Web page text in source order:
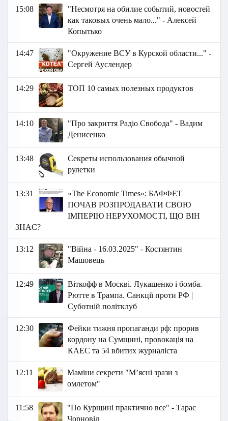
15:08
"Несмотря на обилие событий, новостей
как таковых очень мало..." - Алексей
Копытько
14:47
"Окружение ВСУ в Курской области..." -
Сергей Ауслендер
14:29 ТОП 10 самых полезных продуктов
14:10
"Про закриття Радіо Свобода" - Вадим
Денисенко
13:48
Секреты использования обычной
рулетки
13:31
«The Economic Times»: БАФФЕТ
ПОЧАВ РОЗПРОДАВАТИ СВОЮ
ІМПЕРІЮ НЕРУХОМОСТІ, ЩО ВІН
ЗНАЄ?
13:12
"Війна - 16.03.2025" - Костянтин
Машовець
12:49
Віткофф в Москві. Лукашенко і бомба.
Рютте в Трампа. Санкції проти РФ |
Суботній політклуб
12:30
Фейки тижня пропаганди рф: прорив
кордону на Сумщині, провокація на
КАЕС та 54 вбитих журналіста
12:11
Маміни секрети "М’ясні зрази з
омлетом"
11:58
"По Курщині практично все" - Тарас
Чорновіл